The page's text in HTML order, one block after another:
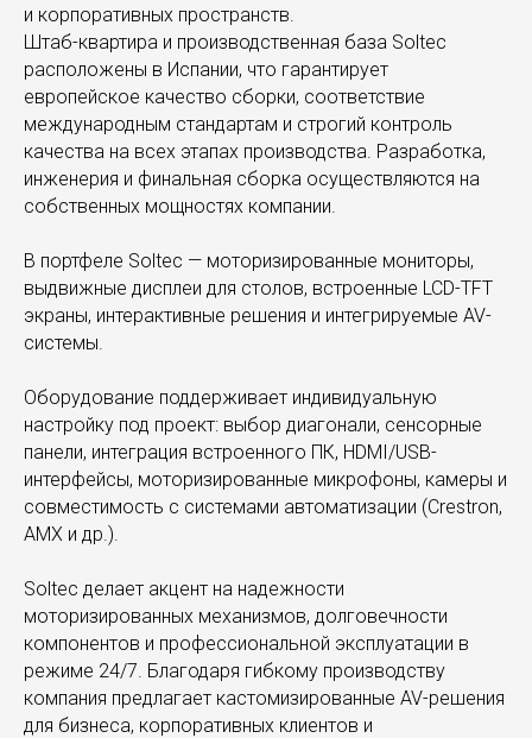
и корпоративных пространств.
Штаб-квартира и производственная база Soltec
расположены в Испании, что гарантирует
европейское качество сборки, соответствие
международным стандартам и строгий контроль
качества на всех этапах производства. Разработка,
инженерия и финальная сборка осуществляются на
собственных мощностях компании.
В портфеле Soltec — моторизированные мониторы,
выдвижные дисплеи для столов, встроенные LCD-TFT
экраны, интерактивные решения и интегрируемые AV-
системы.
Оборудование поддерживает индивидуальную
настройку под проект: выбор диагонали, сенсорные
панели, интеграция встроенного ПК, HDMI/USB-
интерфейсы, моторизированные микрофоны, камеры и
совместимость с системами автоматизации (Crestron,
AMX и др.).
Soltec делает акцент на надежности
моторизированных механизмов, долговечности
компонентов и профессиональной эксплуатации в
режиме 24/7. Благодаря гибкому производству
компания предлагает кастомизированные AV-решения
для бизнеса, корпоративных клиентов и